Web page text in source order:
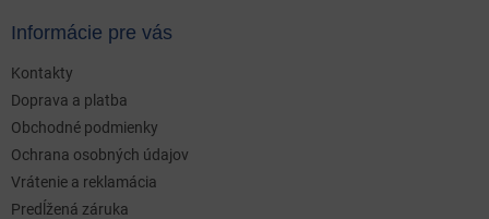
Informácie pre vás
Kontakty
Doprava a platba
Obchodné podmienky
Ochrana osobných údajov
Vrátenie a reklamácia
Predĺžená záruka